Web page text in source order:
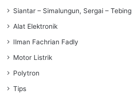
Siantar – Simalungun, Sergai – Tebing
Alat Elektronik
Ilman Fachrian Fadly
Motor Listrik
Polytron
Tips